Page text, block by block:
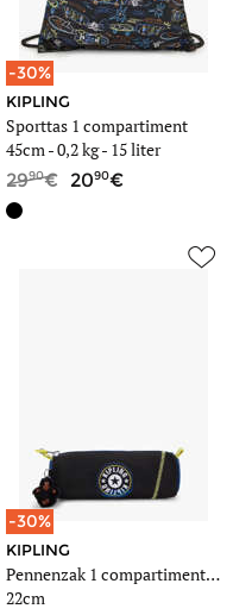
-30%
KIPLING
Sporttas 1 compartiment
45cm -0,2 kg- 15 liter
2990 2090
-30%
KIPLING
Pennenzak 1 compartiment Back to school / pbg
22cm